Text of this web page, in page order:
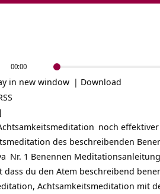
00:00
in new window | Download
noch
des beschreibenden
Nr. 1 Benennen
dass du den Atem beschreibend
Achtsamkeitsmeditation mit